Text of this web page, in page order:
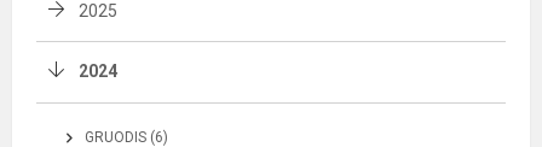
2025
2024
GRUODIS (6)